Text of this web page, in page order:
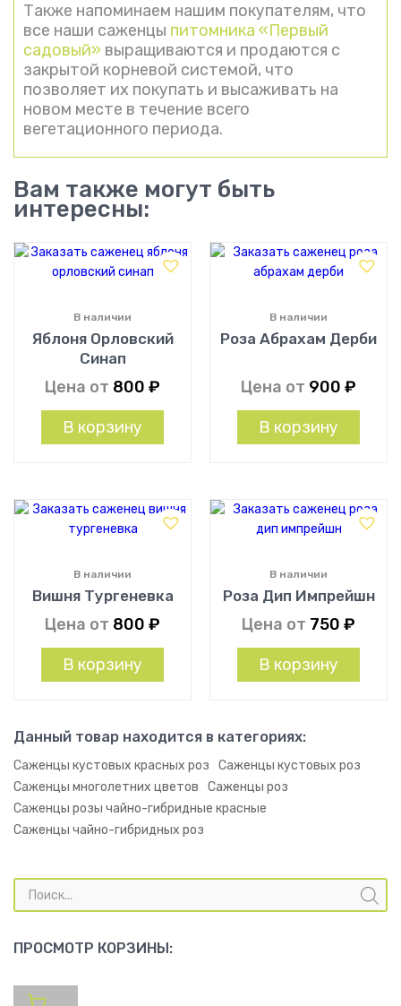
Также напоминаем нашим покупателям, что
все наши саженцы питомника «Первый
садовый» выращиваются и продаются с
закрытой корневой системой, что
позволяет их покупать и высаживать на
новом месте в течение всего
вегетационного периода.
Вам также могут быть
интересны:
Яблоня Орловский
Синап
В наличии
Цена от 800 ₽
В корзину
Роза Абрахам Дерби
В наличии
Цена от 900 ₽
В корзину
Вишня Тургеневка
В наличии
Цена от 800 ₽
В корзину
Роза Дип Импрейшн
В наличии
Цена от 750 ₽
В корзину
Данный товар находится в категориях:
Саженцы кустовых красных роз
Саженцы кустовых роз
Саженцы многолетних цветов
Саженцы роз
Саженцы розы чайно-гибридные красные
Саженцы чайно-гибридных роз
Поиск
товаров
ПРОСМОТР КОРЗИНЫ: